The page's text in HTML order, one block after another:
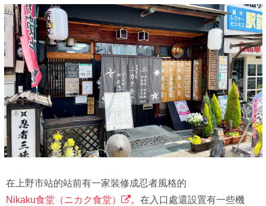
在上野市站的站前有一家裝修成忍者風格的
Nikaku食堂（ニカク食堂）
。在入口處還設置有一些機